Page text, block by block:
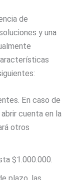
de
y una
En caso de
cuenta en la
otros
$1.000.000.